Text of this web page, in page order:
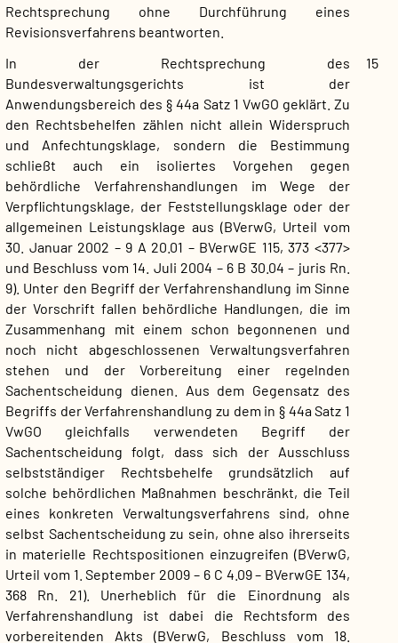
Rechtsprechung ohne Durchführung eines
Revisionsverfahrens beantworten.
15
In der Rechtsprechung des
Bundesverwaltungsgerichts ist der
Anwendungsbereich des § 44a Satz 1 VwGO geklärt. Zu
den Rechtsbehelfen zählen nicht allein Widerspruch
und Anfechtungsklage, sondern die Bestimmung
schließt auch ein isoliertes Vorgehen gegen
behördliche Verfahrenshandlungen im Wege der
Verpflichtungsklage, der Feststellungsklage oder der
allgemeinen Leistungsklage aus (BVerwG, Urteil vom
30. Januar 2002 – 9 A 20.01 – BVerwGE 115, 373 <377>
und Beschluss vom 14. Juli 2004 – 6 B 30.04 – juris Rn.
9). Unter den Begriff der Verfahrenshandlung im Sinne
der Vorschrift fallen behördliche Handlungen, die im
Zusammenhang mit einem schon begonnenen und
noch nicht abgeschlossenen Verwaltungsverfahren
stehen und der Vorbereitung einer regelnden
Sachentscheidung dienen. Aus dem Gegensatz des
Begriffs der Verfahrenshandlung zu dem in § 44a Satz 1
VwGO gleichfalls verwendeten Begriff der
Sachentscheidung folgt, dass sich der Ausschluss
selbstständiger Rechtsbehelfe grundsätzlich auf
solche behördlichen Maßnahmen beschränkt, die Teil
eines konkreten Verwaltungsverfahrens sind, ohne
selbst Sachentscheidung zu sein, ohne also ihrerseits
in materielle Rechtspositionen einzugreifen (BVerwG,
Urteil vom 1. September 2009 – 6 C 4.09 – BVerwGE 134,
368 Rn. 21). Unerheblich für die Einordnung als
Verfahrenshandlung ist dabei die Rechtsform des
vorbereitenden Akts (BVerwG, Beschluss vom 18.